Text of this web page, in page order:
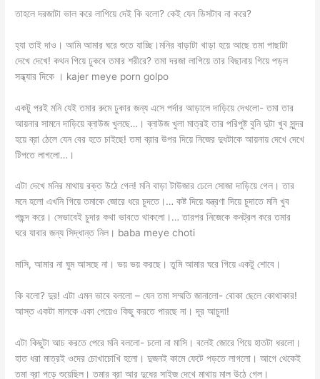
তাহলে দরজাটা ভাল করে লাগিয়ে দেই কি বলো? কেই যেন ডিসটাব না করে?
হ্যা তাই দাও। আমি আমার ঘরে শুতে যাচ্ছি।মনির বাড়াটা খাড়া হয়ে আছে তমা পাছাটা
দেখে দেখে! কথন গিয়ে ঢুকবে তমার শরীরে? তমা দরজা লাগিয়ে তার বিছানায় গিয়ে পড়ল
সন্ধ্যার দিকে । kajer meye porn golpo
একটু পরই মনি যেই তমার রুমে ঢুকার জন্য এসে পর্দার আড়ালে দাড়িয়ে দেখলো- তমা তার
আয়নার সামনে দাড়িয়ে ব্লাউজ খুলছে…। ব্লাউজ খুলা মাত্রই তার পরিপুষ্ট বুনি দুটা খুব সুন্দর
হয়ে ব্রা ঠেলে যেন বের হতে চাইছে! তমা ব্রার উপর দিয়ে নিজের দুধটাকে আয়নায় দেখে দেখে
টিপতে লাগলো…।
এটা দেখে মনির মাথায় রক্ত উঠে গেল! মনি বাড়া টাউজার ঢেলে সোজা দাড়িয়ে গেল। তার
মনে হলো এখনি গিয়ে তমাকে জোরে ধরে চুদতে।… কষ্ট দিয়ে যন্ত্রণা দিয়ে চুদাতে মনি খুব
পছন্দ করে। সেভাবেই চুদার কথা ভাবতে থাকলো।… তারপর নিজেকে কনট্রল করে তমার
ঘরে যাবার জন্য সিদ্ধান্ত নিল। baba meye choti
মাসি, আমার না ঘুম আসছে না। ভয় ভয় করছে। তুমি আমার ঘরে গিয়ে একটু শোবে।
কি বলো? দুর! এটা এমন ভাবে বললো – যেন তমা সম্মতি জানালো- বোকা ছেলে কোথাকার!
আস্ত একটা মালকে একা পেয়েও কিছু করতে পারছে না। দূর আচুদা!
এটা কিছুটা আচ করতে পেরে মনি বললো- চলো না মাসি। বলেই জোরে গিয়ে হাতটা ধরলো।
হাত ধরা মাত্রই ওদের চোখাচোখি হলো। দুজনই কামে ফেটে পড়তে লাগলো। আগে থেকেই
তমা ব্রা পড়ে শুয়েছিল। তমার ব্রা আর দুধের সাইজ দেখে মাথায় মাল উঠে গেল।